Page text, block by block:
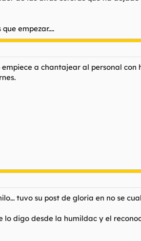
empezar....
a chantajear al personal
tuvo su post de gloria en no se
lo digo desde la humildac y el